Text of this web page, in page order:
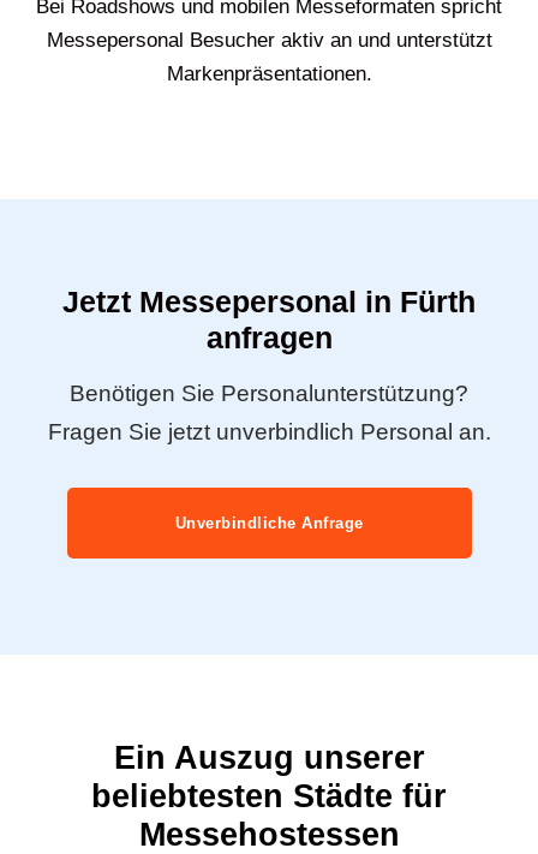
Bei Roadshows und mobilen Messeformaten spricht
Messepersonal Besucher aktiv an und unterstützt
Markenpräsentationen.
Jetzt Messepersonal in Fürth
anfragen
Benötigen Sie Personalunterstützung?
Fragen Sie jetzt unverbindlich Personal an.
Unverbindliche Anfrage
Ein Auszug unserer
beliebtesten Städte für
Messehostessen